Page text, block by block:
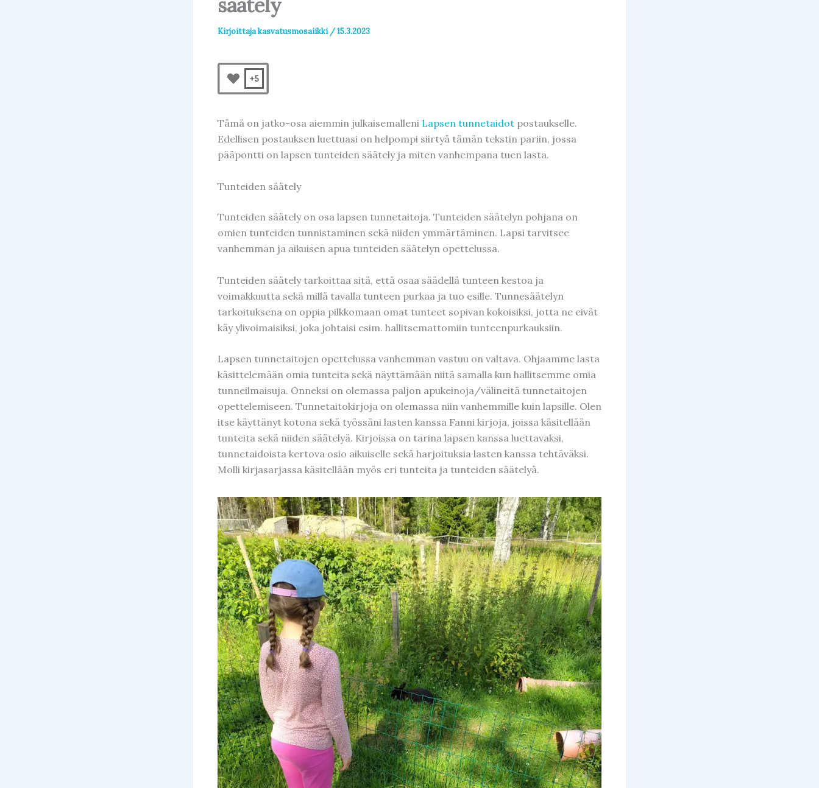
säätely
Kirjoittajakasvatusmosaiikki /15.3.2023
+5
Tämä on jatko-osa aiemmin julkaisemalleni Lapsen tunnetaidot postaukselle.
Edellisen postauksen luettuasi on helpompi siirtyä tämän tekstin pariin, jossa
pääpontti on lapsen tunteiden säätely ja miten vanhempana tuen lasta.
Tunteiden säätely
Tunteiden säätely on osa lapsen tunnetaitoja. Tunteiden säätelyn pohjana on
omien tunteiden tunnistaminen sekä niiden ymmärtäminen. Lapsi tarvitsee
vanhemman ja aikuisen apua tunteiden säätelyn opettelussa.
Tunteiden säätely tarkoittaa sitä, että osaa säädellä tunteen kestoa ja
voimakkuutta sekä millä tavalla tunteen purkaa ja tuo esille. Tunnesäätelyn
tarkoituksena on oppia pilkkomaan omat tunteet sopivan kokoisiksi, jotta ne eivät
käy ylivoimaisiksi, joka johtaisi esim. hallitsemattomiin tunteenpurkauksiin.
Lapsen tunnetaitojen opettelussa vanhemman vastuu on valtava. Ohjaamme lasta
käsittelemään omia tunteita sekä näyttämään niitä samalla kun hallitsemme omia
tunneilmaisuja. Onneksi on olemassa paljon apukeinoja/välineitä tunnetaitojen
opettelemiseen. Tunnetaitokirjoja on olemassa niin vanhemmille kuin lapsille. Olen
itse käyttänyt kotona sekä työssäni lasten kanssa Fanni kirjoja, joissa käsitellään
tunteita sekä niiden säätelyä. Kirjoissa on tarina lapsen kanssa luettavaksi,
tunnetaidoista kertova osio aikuiselle sekä harjoituksia lasten kanssa tehtäväksi.
Molli kirjasarjassa käsitellään myös eri tunteita ja tunteiden säätelyä.